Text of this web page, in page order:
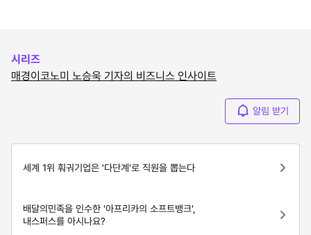
시리즈
매경이코노미 노승욱 기자의 비즈니스 인사이트
알림 받기
세계 1위 훠궈기업은 '다단계'로 직원을 뽑는다
배달의민족을 인수한 '아프리카의 소프트뱅크',
내스퍼스를 아시나요?